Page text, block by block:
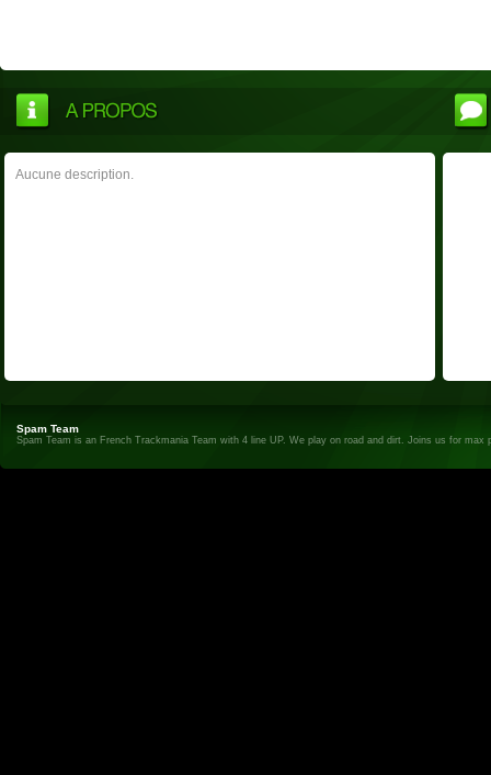
Aucune description.
Spam Team
Spam Team is an French Trackmania Team with 4 line UP. We play on road and dirt. Joins us for max